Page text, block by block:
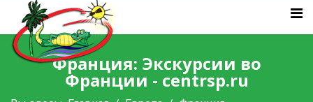
Франция: Экскурсии во
Франции - centrsp.ru